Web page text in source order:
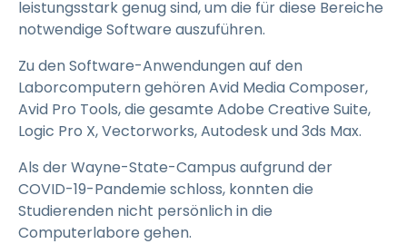
leistungsstark genug sind, um die für diese Bereiche
notwendige Software auszuführen.
Zu den Software-Anwendungen auf den
Laborcomputern gehören Avid Media Composer,
Avid Pro Tools, die gesamte Adobe Creative Suite,
Logic Pro X, Vectorworks, Autodesk und 3ds Max.
Als der Wayne-State-Campus aufgrund der
COVID-19-Pandemie schloss, konnten die
Studierenden nicht persönlich in die
Computerlabore gehen.